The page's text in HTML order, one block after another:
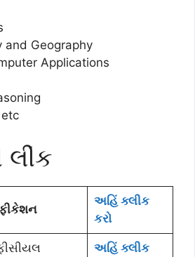
and Geography
Applications
અહિં ક્લીક
કરો
અહિં ક્લીક